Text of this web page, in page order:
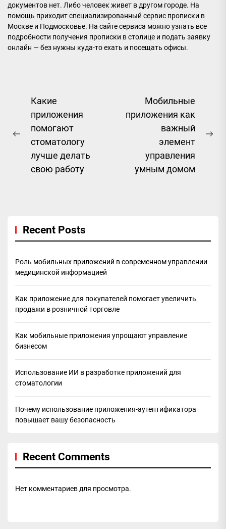
документов нет. Либо человек живет в другом городе. На
помощь приходит специализированный сервис прописки в
Москве и Подмосковье. На сайте сервиса можно узнать все
подробности получения прописки в столице и подать заявку
онлайн — без нужны куда-то ехать и посещать офисы.
Навигация
записям
Previous
Какие
приложения
помогают
стоматологу
лучше делать
свою работу
Мобильные
приложения как
важный
элемент
управления
умным домом
Recent Posts
Роль мобильных приложений в современном управлении
медицинской информацией
Как приложение для покупателей помогает увеличить
продажи в розничной торговле
Как мобильные приложения упрощают управление
бизнесом
Использование ИИ в разработке приложений для
стоматологии
Почему использование приложения-аутентификатора
повышает вашу безопасность
Recent Comments
Нет комментариев для просмотра.